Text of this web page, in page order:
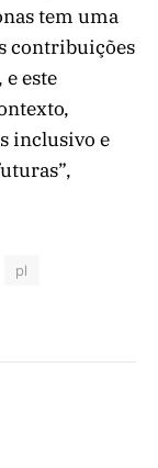
tem uma
contribuições
este
inclusivo e
pl